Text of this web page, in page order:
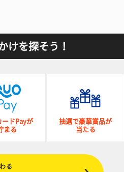
けを探そう！
ードPayが
まる
抽選で豪華賞品が
当たる
る